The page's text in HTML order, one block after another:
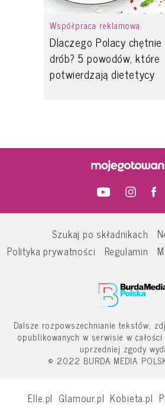
Współpraca reklamowa
Dlaczego Polacy
drób? 5 powodów, które
potwierdzają dietetycy
Szukaj po składnikach
Polityka prywatności
Regulamin
Dalsze rozpowszechnianie tekstów,
opublikowanych w serwisie w
uprzedniej zgody
© 2022 BURDA MEDIA
Elle.pl Glamour.pl Kobieta.pl